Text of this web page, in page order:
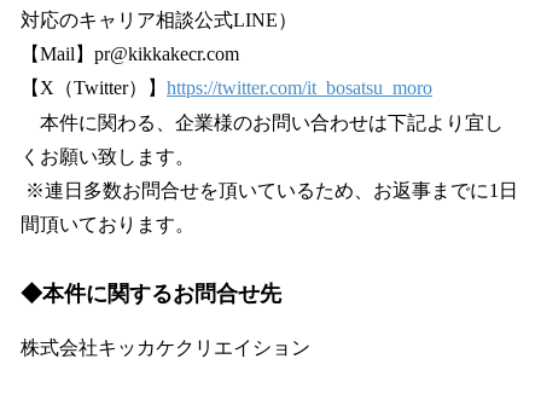
対応のキャリア相談公式LINE）
【Mail】pr@kikkakecr.com
【X（Twitter）】 https://twitter.com/it_bosatsu_moro
本件に関わる、企業様のお問い合わせは下記より宜し
くお願い致します。
※連日多数お問合せを頂いているため、お返事までに1日
間頂いております。
◆本件に関するお問合せ先
株式会社キッカケクリエイション